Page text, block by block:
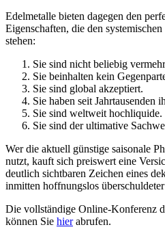
Edelmetalle bieten dagegen den
Eigenschaften, die den
stehen:
Sie sind nicht beliebig
Sie beinhalten kein
Sie sind global akzeptiert.
Sie haben seit Jahrtausenden
Sie sind weltweit hochliquide.
Sie sind der ultimative
Wer die aktuell günstige saisonale
nutzt, kauft sich preiswert eine
deutlich sichtbaren Zeichen eines
inmitten hoffnungslos überschuldeter
Die vollständige Online-Konferenz
können Sie hierabrufen.